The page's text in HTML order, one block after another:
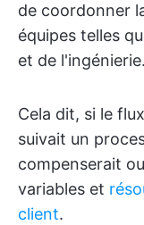
de coordonner
équipes telles
et de l'ingénierie.
Cela dit, si le
suivait un
compenserait
variables et
client.